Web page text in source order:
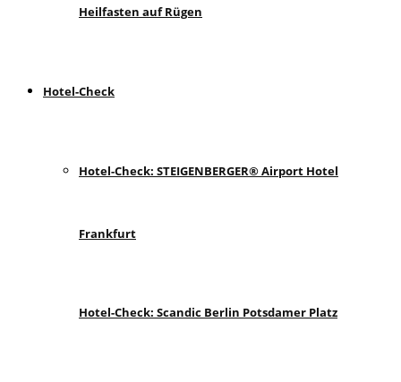
Heilfasten auf Rügen
Hotel-Check
Hotel-Check: STEIGENBERGER® Airport Hotel
Frankfurt
Hotel-Check: Scandic Berlin Potsdamer Platz